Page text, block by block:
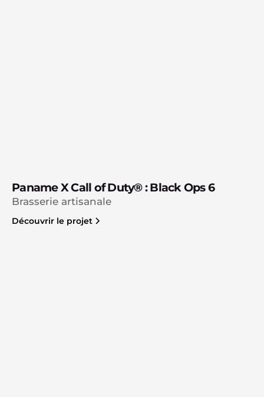
Paname X Call of Duty® : Black Ops 6
Brasserie artisanale
Découvrir le projet